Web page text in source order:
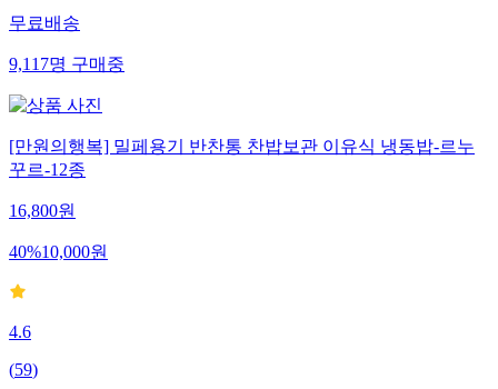
무료배송
9,117명구매중
[만원의행복] 밀페용기 반찬통 찬밥보관 이유식 냉동밥-르누
꾸르-12종
16,800원
40%10,000원
4.6
(59)